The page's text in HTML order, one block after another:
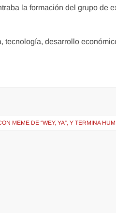
la formación del grupo de
tecnología, desarrollo
MEME DE “WEY, YA”, Y TERMINA